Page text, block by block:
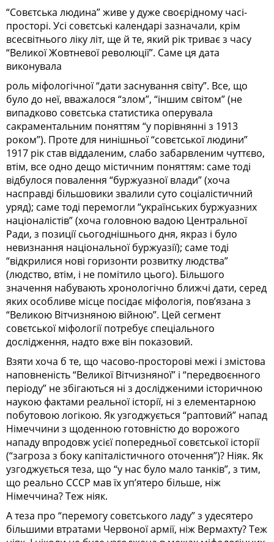
“Совєтська людина” живе у дуже своєрідному часі-
просторі. Усі совєтські календарі зазначали, крім
всесвітнього ліку літ, ще й те, який рік триває з часу
“Великої Жовтневої революції”. Саме ця дата
виконувала
роль міфологічної “дати заснування світу”. Все, що
було до неї, вважалося “злом”, “іншим світом” (не
випадково совєтська статистика оперувала
сакраментальним поняттям “у порівнянні з 1913
роком”). Проте для нинішньої “совєтської людини”
1917 рік став віддаленим, слабо забарвленим чуттєво,
втім, все одно дещо містичним поняттям: саме тоді
відбулося повалення “буржуазної влади” (хоча
насправді більшовики звалили суто соціалістичний
уряд); саме тоді перемогли “українських буржуазних
націоналістів” (хоча головною вадою Центральної
Ради, з позиції сьогоднішнього дня, якраз і було
невизнання національної буржуазії); саме тоді
“відкрилися нові горизонти розвитку людства”
(людство, втім, і не помітило цього). Більшого
значення набувають хронологічно ближчі дати, серед
яких особливе місце посідає міфологія, пов’язана з
“Великою Вітчизняною війною”. Цей сегмент
совєтської міфології потребує спеціального
дослідження, надто вже він показовий.
Взяти хоча б те, що часово-просторові межі і змістова
наповненість “Великої Вітчизняної” і “передвоєнного
періоду” не збігаються ні з дослідженими історичною
наукою фактами реальної історії, ні з елементарною
побутовою логікою. Як узгоджується “раптовий” напад
Німеччини з щоденною готовністю до ворожого
нападу впродовж усієї попередньої совєтської історії
(“загроза з боку капіталістичного оточення”)? Ніяк. Як
узгоджується теза, що “у нас було мало танків”, з тим,
що реально СССР мав їх уп’ятеро більше, ніж
Німеччина? Теж ніяк.
А теза про “перемогу совєтського ладу” з удесятеро
більшими втратами Червоної армії, ніж Вермахту? Теж